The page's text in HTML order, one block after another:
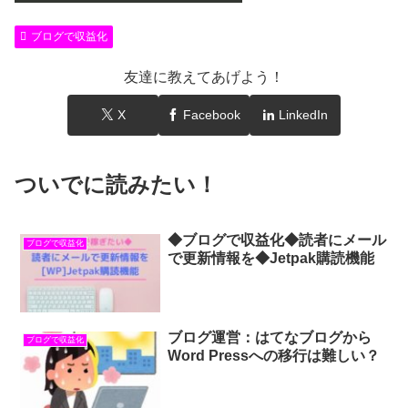
ブログで収益化
友達に教えてあげよう！
X Facebook LinkedIn
ついでに読みたい！
ブログで収益化
◆ブログで収益化◆読者にメール
で更新情報を◆Jetpak購読機能
ブログで収益化
ブログ運営：はてなブログから
Word Pressへの移行は難しい？